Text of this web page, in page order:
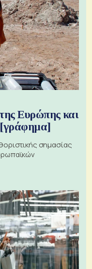
Ευρώπης και
[γράφημα]
σημασίας